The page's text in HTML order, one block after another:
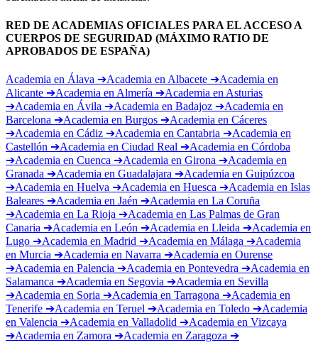
RED DE ACADEMIAS OFICIALES PARA EL ACCESO A
CUERPOS DE SEGURIDAD (MÁXIMO RATIO DE
APROBADOS DE ESPAÑA)
Academia enÁlava➔Academia enAlbacete➔Academia en
Alicante➔Academia enAlmería➔Academia enAsturias
➔Academia enÁvila➔Academia enBadajoz➔Academia en
Barcelona➔Academia enBurgos➔Academia enCáceres
➔Academia enCádiz➔Academia enCantabria➔Academia en
Castellón➔Academia enCiudad Real➔Academia enCórdoba
➔Academia enCuenca➔Academia enGirona➔Academia en
Granada➔Academia enGuadalajara➔Academia enGuipúzcoa
➔Academia enHuelva➔Academia enHuesca➔Academia enIslas
Baleares➔Academia enJaén➔Academia enLa Coruña
➔Academia enLa Rioja➔Academia enLas Palmas de Gran
Canaria➔Academia enLeón➔Academia enLleida➔Academia en
Lugo➔Academia enMadrid➔Academia enMálaga➔Academia
enMurcia➔Academia enNavarra➔Academia enOurense
➔Academia enPalencia➔Academia enPontevedra➔Academia en
Salamanca➔Academia enSegovia➔Academia enSevilla
➔Academia enSoria➔Academia enTarragona➔Academia en
Tenerife➔Academia enTeruel➔Academia enToledo➔Academia
enValencia➔Academia enValladolid➔Academia enVizcaya
➔Academia enZamora➔Academia enZaragoza➔